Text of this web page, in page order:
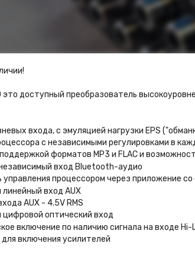
это доступный преобразователь
входа, с эмуляцией нагрузки EPS
с независимыми регулировками в
форматов MP3 и FLAC и
вход Bluetooth-аудио
управления процессором через приложение
вход AUX
AUX - 4.5V RMS
цифровой оптический вход
включение по наличию сигнала на входе Hi-
включения усилителей